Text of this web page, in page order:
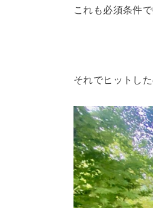
これも必須条件
それでヒットし